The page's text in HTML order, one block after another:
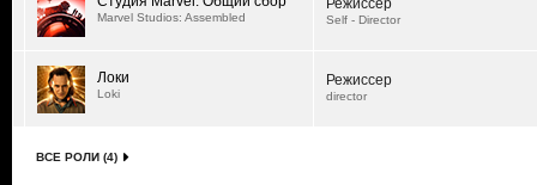
Marvel Studios: Assembled
Режиссер
Self - Director
Локи
Loki
Режиссер
director
ВСЕ РОЛИ (4)